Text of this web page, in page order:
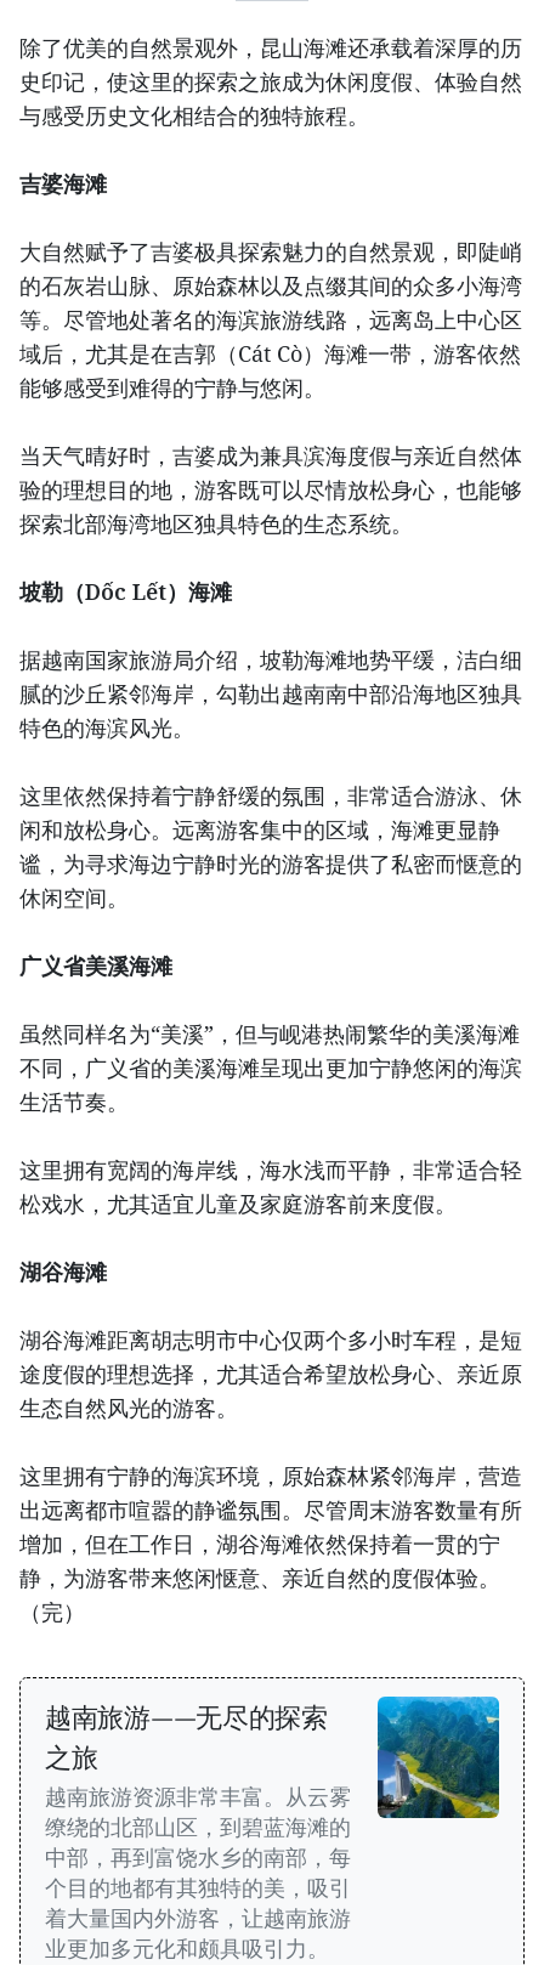
除了优美的自然景观外，昆山海滩还承载着深厚的历
史印记，使这里的探索之旅成为休闲度假、体验自然
与感受历史文化相结合的独特旅程。
吉婆海滩
大自然赋予了吉婆极具探索魅力的自然景观，即陡峭
的石灰岩山脉、原始森林以及点缀其间的众多小海湾
等。尽管地处著名的海滨旅游线路，远离岛上中心区
域后，尤其是在吉郭（Cát Cò）海滩一带，游客依然
能够感受到难得的宁静与悠闲。
当天气晴好时，吉婆成为兼具滨海度假与亲近自然体
验的理想目的地，游客既可以尽情放松身心，也能够
探索北部海湾地区独具特色的生态系统。
坡勒（Dốc Lết）海滩
据越南国家旅游局介绍，坡勒海滩地势平缓，洁白细
腻的沙丘紧邻海岸，勾勒出越南南中部沿海地区独具
特色的海滨风光。
这里依然保持着宁静舒缓的氛围，非常适合游泳、休
闲和放松身心。远离游客集中的区域，海滩更显静
谧，为寻求海边宁静时光的游客提供了私密而惬意的
休闲空间。
广义省美溪海滩
虽然同样名为“美溪”，但与岘港热闹繁华的美溪海滩
不同，广义省的美溪海滩呈现出更加宁静悠闲的海滨
生活节奏。
这里拥有宽阔的海岸线，海水浅而平静，非常适合轻
松戏水，尤其适宜儿童及家庭游客前来度假。
湖谷海滩
湖谷海滩距离胡志明市中心仅两个多小时车程，是短
途度假的理想选择，尤其适合希望放松身心、亲近原
生态自然风光的游客。
这里拥有宁静的海滨环境，原始森林紧邻海岸，营造
出远离都市喧嚣的静谧氛围。尽管周末游客数量有所
增加，但在工作日，湖谷海滩依然保持着一贯的宁
静，为游客带来悠闲惬意、亲近自然的度假体验。
（完）
越南旅游——无尽的探索
之旅
越南旅游资源非常丰富。从云雾
缭绕的北部山区，到碧蓝海滩的
中部，再到富饶水乡的南部，每
个目的地都有其独特的美，吸引
着大量国内外游客，让越南旅游
业更加多元化和颇具吸引力。